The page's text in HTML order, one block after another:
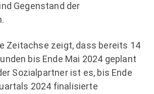
Gegenstand der
Zeitachse zeigt, dass bereits 14
bis Ende Mai 2024 geplant
Sozialpartner ist es, bis Ende
2024 finalisierte